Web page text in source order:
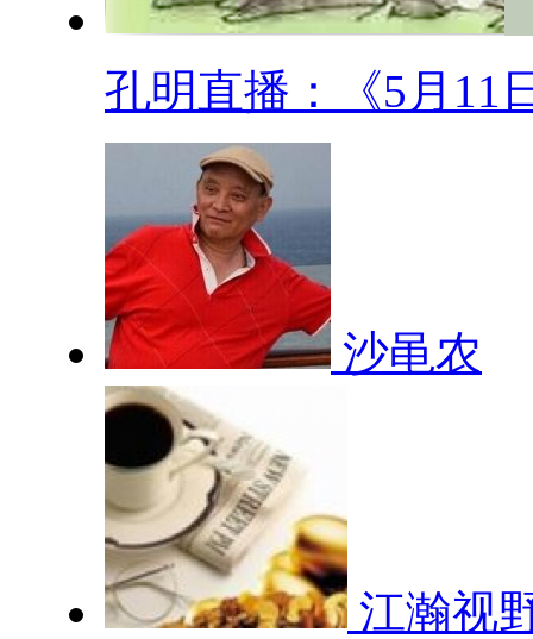
孔明直播：《5月11
沙黾农
江瀚视